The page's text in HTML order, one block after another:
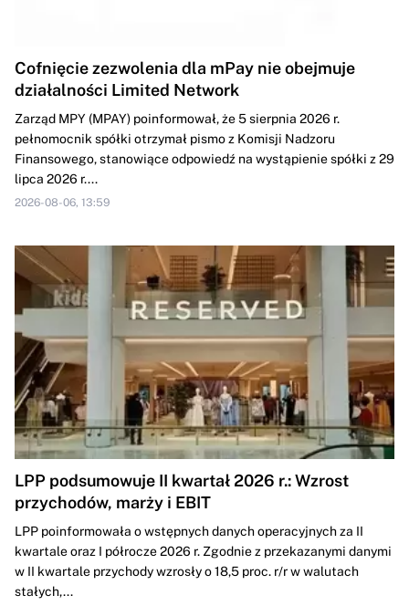
Cofnięcie zezwolenia dla mPay nie obejmuje
działalności Limited Network
Zarząd MPY (MPAY) poinformował, że 5 sierpnia 2026 r.
pełnomocnik spółki otrzymał pismo z Komisji Nadzoru
Finansowego, stanowiące odpowiedź na wystąpienie spółki z 29
lipca 2026 r....
2026-08-06, 13:59
LPP podsumowuje II kwartał 2026 r.: Wzrost
przychodów, marży i EBIT
LPP poinformowała o wstępnych danych operacyjnych za II
kwartale oraz I półrocze 2026 r. Zgodnie z przekazanymi danymi
w II kwartale przychody wzrosły o 18,5 proc. r/r w walutach
stałych,...